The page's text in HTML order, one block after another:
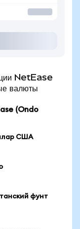
NetEase
валюты
(Ondo
США
фунт